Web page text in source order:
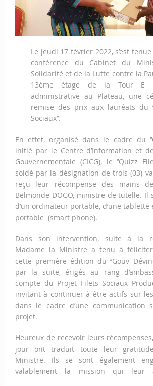
Le jeudi 17 février 2022, s’est
conférence du Cabinet du
Solidarité et de la Lutte contre la
13ème étage de la Tour
administrative au Plateau, une
remise des prix aux lauréats du
Sociaux’’.
En effet, organisé dans le cadre du
initié par le Centre d’Information et
Gouvernementale (CICG), le ‘’Quizz
soldé par la désignation de trois (03)
reçu leur récompense des mains
Belmonde DOGO, ministre de tutelle. Il
d’un ordinateur portable, d’une tablette
portable (smart phone).
Dans son intervention, suite à la
Madame la Ministre a tenu à
cette première édition du ‘’Gouv
par la suite, érigés au rang
compte du Projet Filets Sociaux
invitant à continuer à être actifs sur
dans le cadre d’une communication
projet.
Heureux de recevoir leurs
jour ont traduit toute leur
Ministre. Ils se sont également
valablement la mission qui leur